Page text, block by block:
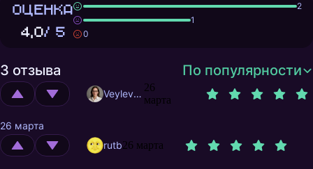
ОЦЕНКА
4,0/ 5
2
1
0
3 отзыва По популярности
Veylevas
26
марта
26 марта
rutb26 марта